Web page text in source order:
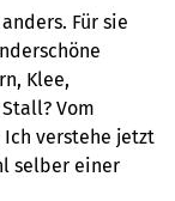
Für sie
Klee,
Vom
Ich verstehe jetzt
selber einer